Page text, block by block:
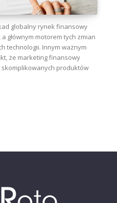
globalny rynek finansowy
głównym motorem tych zmian
technologii. Innym ważnym
że marketing finansowy
skomplikowanych produktów